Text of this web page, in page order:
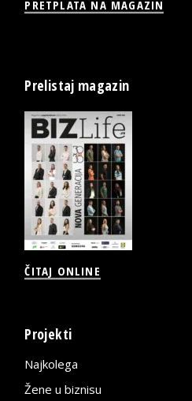
PRETPLATA NA MAGAZIN
Prelistaj magazin
ČITAJ ONLINE
Projekti
Najkolega
Žene u biznisu